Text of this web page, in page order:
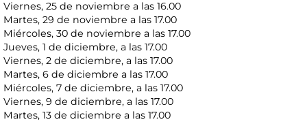
Viernes, 25 de noviembre a las 16.00
Martes, 29 de noviembre a las 17.00
Miércoles, 30 de noviembre a las 17.00
Jueves, 1 de diciembre, a las 17.00
Viernes, 2 de diciembre, a las 17.00
Martes, 6 de diciembre a las 17.00
Miércoles, 7 de diciembre, a las 17.00
Viernes, 9 de diciembre, a las 17.00
Martes, 13 de diciembre a las 17.00